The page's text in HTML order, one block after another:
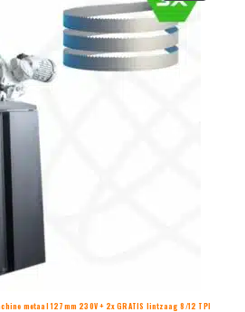
metaal 127mm 230V + 2x GRATIS lintzaag 8/12 TPI